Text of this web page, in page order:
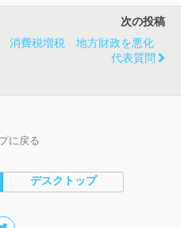
次の投稿
消費税増税 地方財政を悪化
代表質問
に戻る
デスクトップ